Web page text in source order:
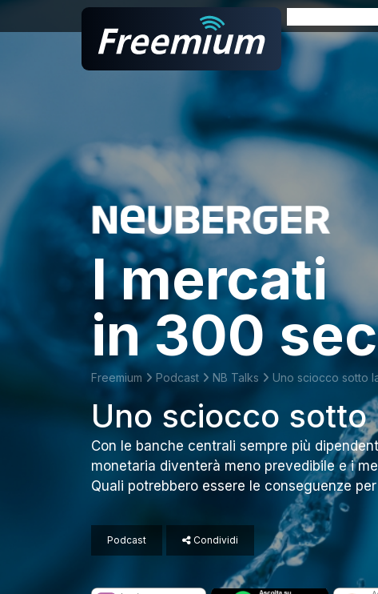
E-book
Podcast
Docufilm
Web Series
I mercati
in 300
Freemium Podcast NB Talks Uno sciocco sotto
Uno sciocco sotto
Con le banche centrali sempre più
monetaria diventerà meno prevedibile e i
Quali potrebbero essere le conseguenze
Podcast Condividi